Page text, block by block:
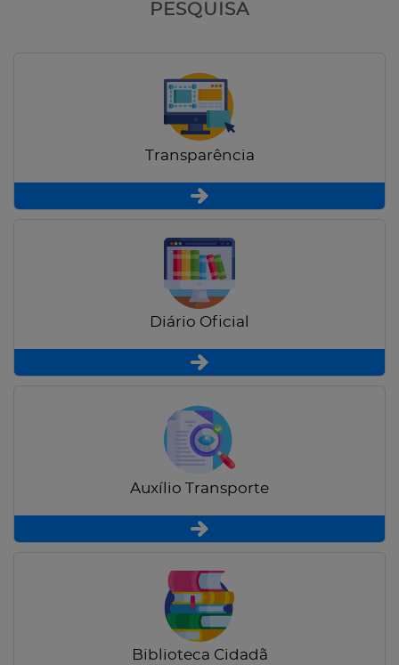
PESQUISA
Transparência
Diário Oficial
Auxílio Transporte
Biblioteca Cidadã